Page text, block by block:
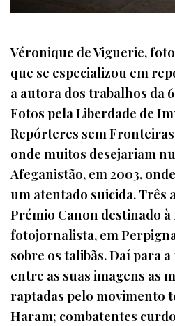
Véronique de Viguerie,
que se especializou em
a autora dos trabalhos da
Fotos pela Liberdade de
Repórteres sem
onde muitos desejariam
Afeganistão, em 2003,
um atentado suicida. Três
Prémio Canon destinado
fotojornalista, em
sobre os talibãs. Daí para
entre as suas imagens as
raptadas pelo movimento
Haram; combatentes